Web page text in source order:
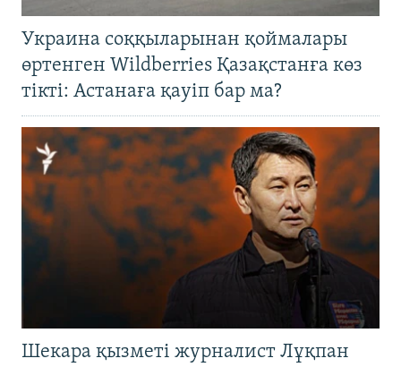
Украина соққыларынан қоймалары
өртенген Wildberries Қазақстанға көз
тікті: Астанаға қауіп бар ма?
Шекара қызметі журналист Лұқпан